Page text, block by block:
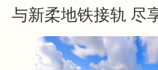
与新柔地铁接轨 尽